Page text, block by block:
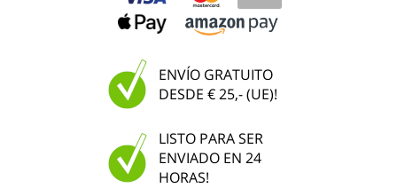
ENVÍO GRATUITO
DESDE € 25,- (UE)!
LISTO PARA SER
ENVIADO EN 24
HORAS!